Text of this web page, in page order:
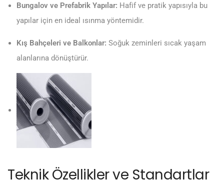
Bungalov ve Prefabrik Yapılar: Hafif ve pratik yapısıyla bu
yapılar için en ideal ısınma yöntemidir.
Kış Bahçeleri ve Balkonlar: Soğuk zeminleri sıcak yaşam
alanlarına dönüştürür.
Teknik Özellikler ve Standartlar